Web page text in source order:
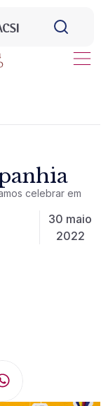
celebrar em
30 maio
2022